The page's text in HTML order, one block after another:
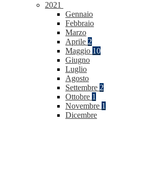
2021
Gennaio
Febbraio
Marzo
Aprile 2
Maggio 10
Giugno
Luglio
Agosto
Settembre 2
Ottobre 1
Novembre 1
Dicembre